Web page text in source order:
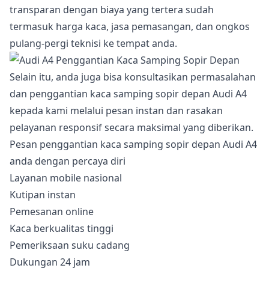
transparan dengan biaya yang tertera sudah
termasuk harga kaca, jasa pemasangan, dan ongkos
pulang-pergi teknisi ke tempat anda.
Selain itu, anda juga bisa konsultasikan permasalahan
dan penggantian kaca samping sopir depan Audi A4
kepada kami melalui pesan instan dan rasakan
pelayanan responsif secara maksimal yang diberikan.
Pesan penggantian kaca samping sopir depan Audi A4
anda dengan percaya diri
Layanan mobile nasional
Kutipan instan
Pemesanan online
Kaca berkualitas tinggi
Pemeriksaan suku cadang
Dukungan 24 jam